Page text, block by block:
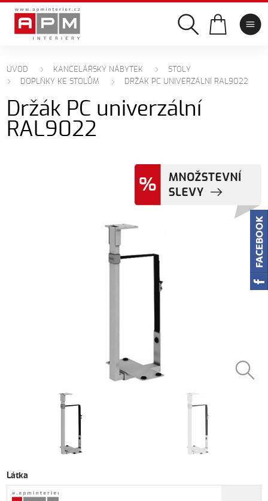
ÚVOD KANCELÁŘSKÝ NÁBYTEK
STOLY
DOPLŇKY KE STOLŮM
DRŽÁK PC UNIVERZÁLNÍ RAL9022
Držák PC univerzální
RAL9022
Látka